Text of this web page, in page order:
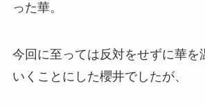
った華。
今回に至っては反対をせずに華を
いくことにした櫻井でしたが、